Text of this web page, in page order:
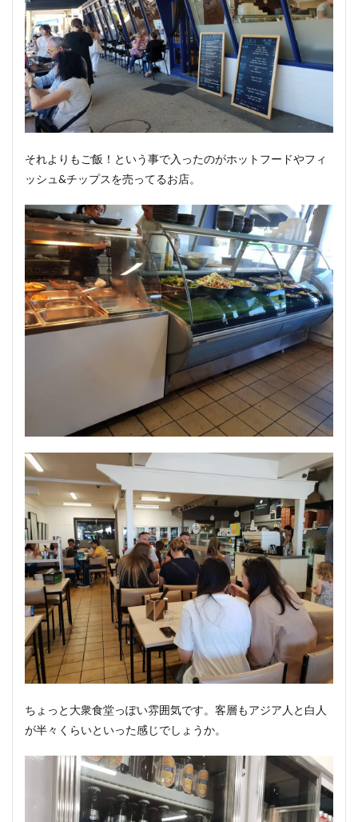
それよりもご飯！という事で入ったのがホットフードやフィ
ッシュ&チップスを売ってるお店。
ちょっと大衆食堂っぽい雰囲気です。客層もアジア人と白人
が半々くらいといった感じでしょうか。